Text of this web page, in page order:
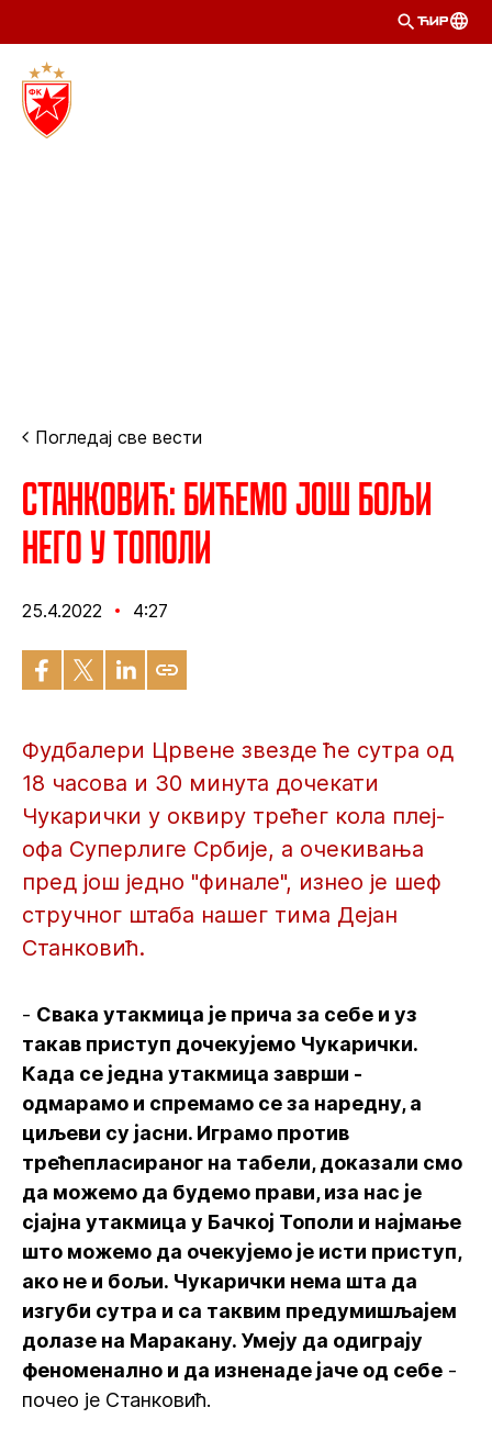
ЋИР
Погледај све вести
Станковић: Бићемо још бољи
него у Тополи
25.4.2022 4:27
Фудбалери Црвене звезде ће сутра од
18 часова и 30 минута дочекати
Чукарички у оквиру трећег кола плеј-
офа Суперлиге Србије, а очекивања
пред још једно "финале", изнео је шеф
стручног штаба нашег тима Дејан
Станковић.
- Свака утакмица је прича за себе и уз
такав приступ дочекујемо Чукарички.
Када се једна утакмица заврши -
одмарамо и спремамо се за наредну, а
циљеви су јасни. Играмо против
трећепласираног на табели, доказали смо
да можемо да будемо прави, иза нас је
сјајна утакмица у Бачкој Тополи и најмање
што можемо да очекујемо је исти приступ,
ако не и бољи. Чукарички нема шта да
изгуби сутра и са таквим предумишљајем
долазе на Маракану. Умеју да одиграју
феноменално и да изненаде јаче од себе -
почео је Станковић.